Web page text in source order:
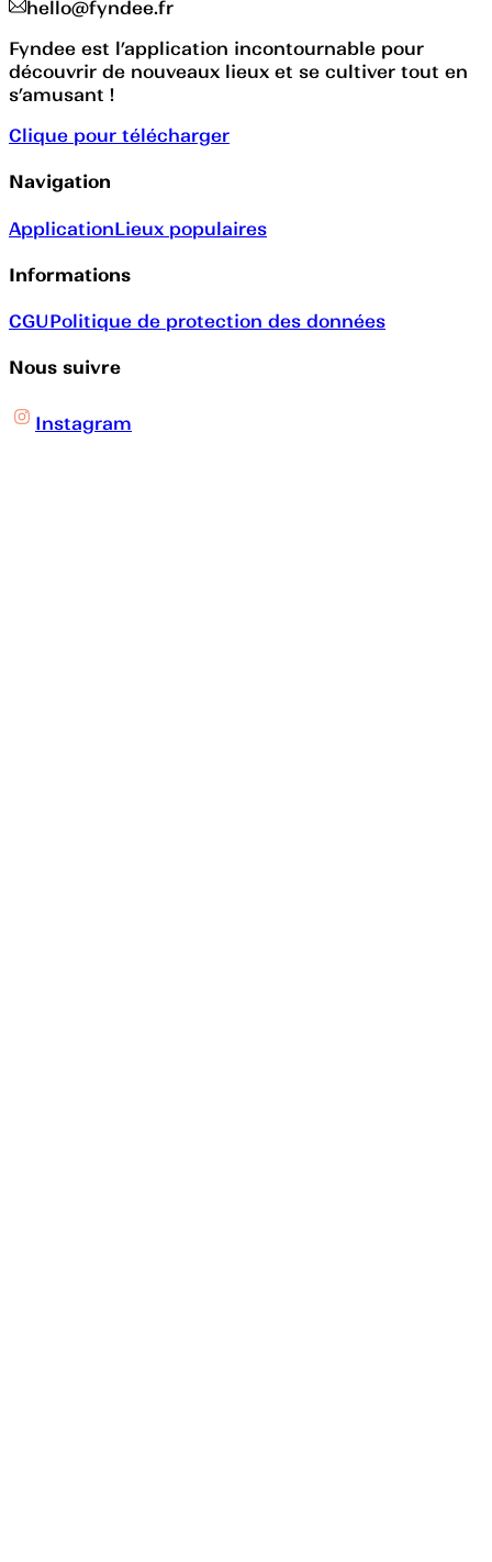
hello@fyndee.fr
Fyndee est l’application incontournable pour
découvrir de nouveaux lieux et se cultiver tout en
s’amusant !
Clique pour télécharger
Navigation
ApplicationLieux populaires
Informations
CGUPolitique de protection des données
Nous suivre
Instagram